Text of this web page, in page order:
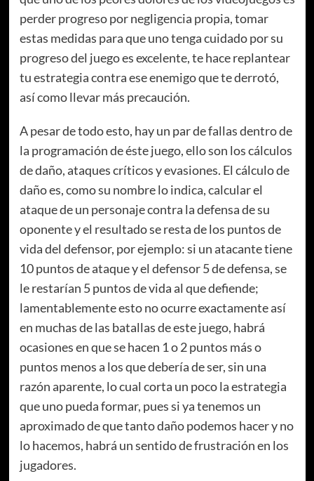
perder progreso por negligencia propia, tomar
estas medidas para que uno tenga cuidado por su
progreso del juego es excelente, te hace replantear
tu estrategia contra ese enemigo que te derrotó,
así como llevar más precaución.
A pesar de todo esto, hay un par de fallas dentro de
la programación de éste juego, ello son los cálculos
de daño, ataques críticos y evasiones. El cálculo de
daño es, como su nombre lo indica, calcular el
ataque de un personaje contra la defensa de su
oponente y el resultado se resta de los puntos de
vida del defensor, por ejemplo: si un atacante tiene
10 puntos de ataque y el defensor 5 de defensa, se
le restarían 5 puntos de vida al que defiende;
lamentablemente esto no ocurre exactamente así
en muchas de las batallas de este juego, habrá
ocasiones en que se hacen 1 o 2 puntos más o
puntos menos a los que debería de ser, sin una
razón aparente, lo cual corta un poco la estrategia
que uno pueda formar, pues si ya tenemos un
aproximado de que tanto daño podemos hacer y no
lo hacemos, habrá un sentido de frustración en los
jugadores.